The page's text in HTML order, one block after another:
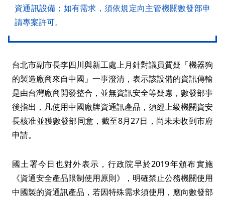
資通訊設備；如有需求，須依規定向主管機關數發部申
請專案許可。
台北市副市長李四川與新工處上月針對議員質疑「機器狗
的製造廠商來自中國」一事澄清，表示該設備的資訊傳輸
是由台灣廠商開發整合，並無資訊安全等疑慮，數發部事
後指出，凡使用中國廠牌資通訊產品，須經上級機關資安
長核准並獲數發部同意，截至8月27日，尚未未收到市府
申請。
國土署今日也對外表示，行政院早於2019年頒布實施
《資通安全產品限制使用原則》，明確禁止公務機關使用
中國製的資通訊產品，若因特殊需求須使用，應向數發部